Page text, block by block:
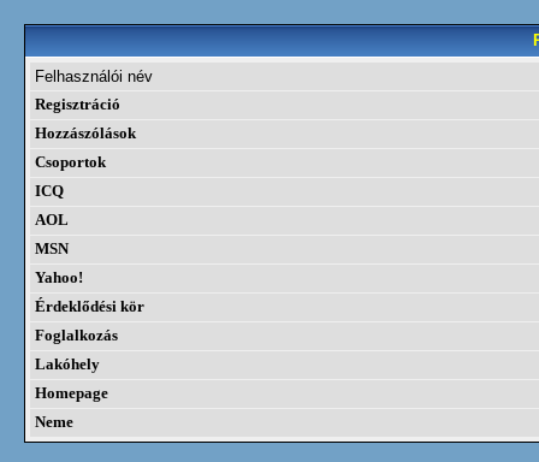
Felhasználói név
Regisztráció
Hozzászólások
Csoportok
ICQ
AOL
MSN
Yahoo!
Érdeklődési kör
Foglalkozás
Lakóhely
Homepage
Neme